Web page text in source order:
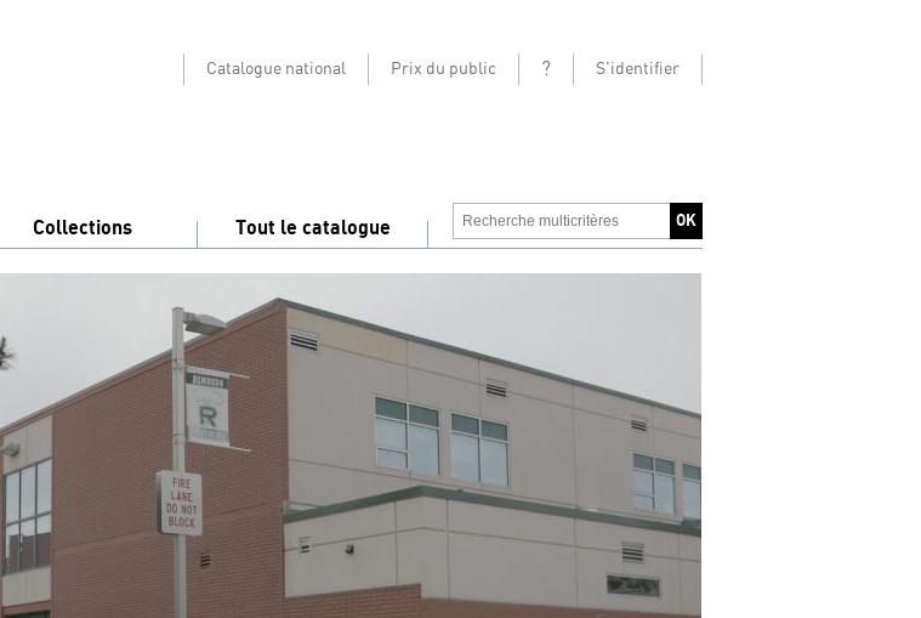
Catalogue national Prix du public ? S'identifier
Collections Tout le catalogue